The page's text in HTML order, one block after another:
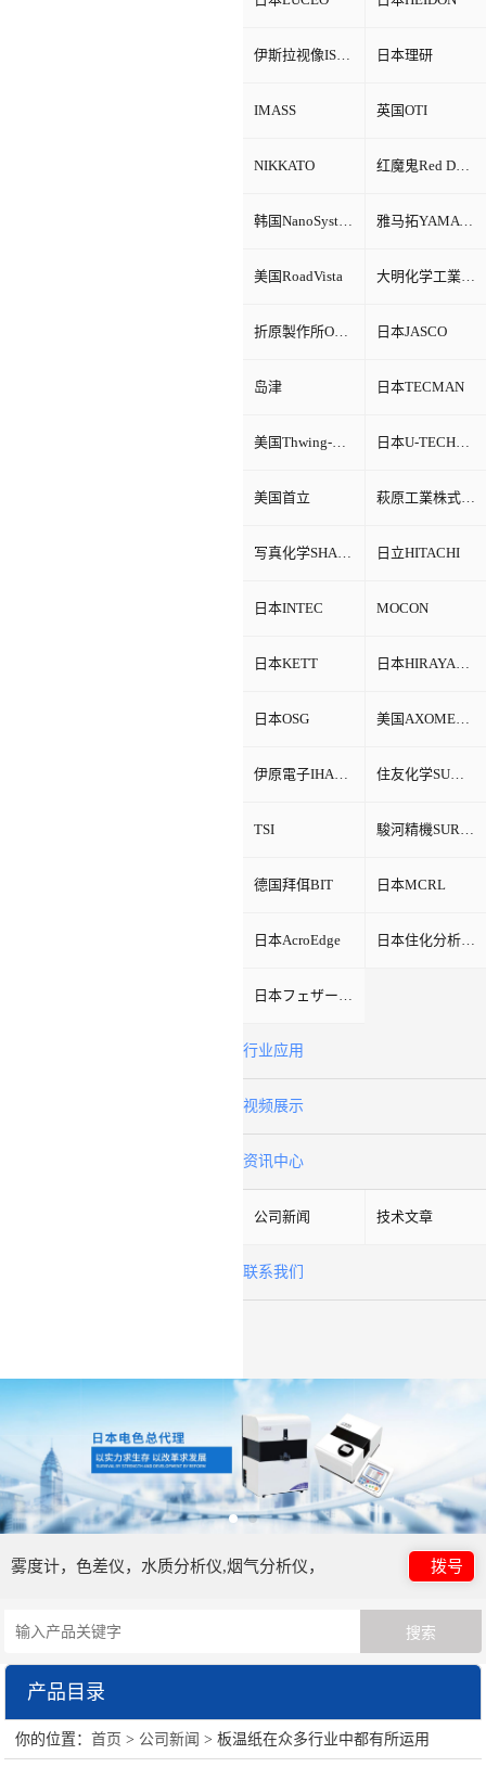
伊斯拉视像ISRA VISION 日本理研
IMASS 英国OTI
NIKKATO 红魔鬼Red Devil
韩国NanoSystem 雅马拓YAMATO
美国RoadVista 大明化学工業株式会社
折原製作所ORIHARA 日本JASCO
岛津 日本TECMAN
美国Thwing-Albert 日本U-TECHNOLOGY
美国首立 萩原工業株式会社HAGIHARA
写真化学SHASHIN KAGAKU 日立HITACHI
日本INTEC MOCON
日本KETT 日本HIRAYAMA
日本OSG 美国AXOMETRICS
伊原電子IHARA 住友化学SUMITOMO
TSI 駿河精機SURUGA SEIKI
德国拜佴BIT 日本MCRL
日本AcroEdge 日本住化分析SCAS
日本フェザーFeather
行业应用
视频展示
资讯中心
公司新闻 技术文章
联系我们
雾度计，色差仪，水质分析仪,烟气分析仪， 拨号
产品目录
日本电色仪器
你的位置：首页 > 公司新闻 > 板温纸在众多行业中都有所运用